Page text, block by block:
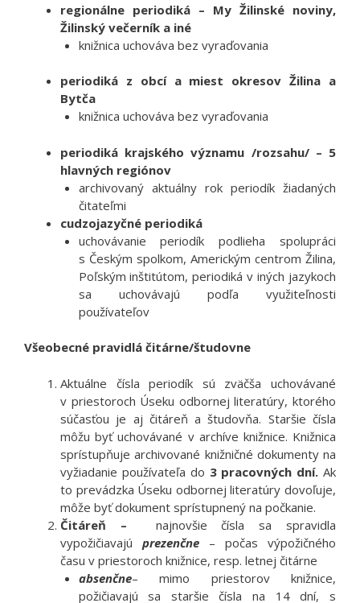
regionálne periodiká – My Žilinské noviny,
Žilinský večerník a iné
knižnica uchováva bez vyraďovania
periodiká z obcí a miest okresov Žilina a
Bytča
knižnica uchováva bez vyraďovania
periodiká krajského významu /rozsahu/ – 5
hlavných regiónov
archivovaný aktuálny rok periodík žiadaných
čitateľmi
cudzojazyčné periodiká
uchovávanie periodík podlieha spolupráci
s Českým spolkom, Americkým centrom Žilina,
Poľským inštitútom, periodiká v iných jazykoch
sa uchovávajú podľa využiteľnosti
používateľov
Všeobecné pravidlá čitárne/študovne
Aktuálne čísla periodík sú zväčša uchovávané
v priestoroch Úseku odbornej literatúry, ktorého
súčasťou je aj čitáreň a študovňa. Staršie čísla
môžu byť uchovávané v archíve knižnice. Knižnica
sprístupňuje archivované knižničné dokumenty na
vyžiadanie používateľa do 3 pracovných dní. Ak
to prevádzka Úseku odbornej literatúry dovoľuje,
môže byť dokument sprístupnený na počkanie.
Čitáreň – najnovšie čísla sa spravidla
vypožičiavajú prezenčne – počas výpožičného
času v priestoroch knižnice, resp. letnej čitárne
absenčne– mimo priestorov knižnice,
požičiavajú sa staršie čísla na 14 dní, s